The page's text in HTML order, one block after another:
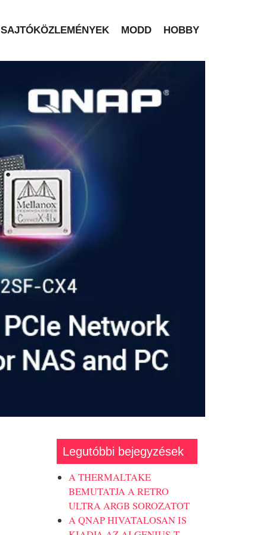
SAJTÓKÖZLEMÉNYEK MODD HOBBY
Legutóbbi bejegyzések
A THERMALTAKE
BEMUTATJA A RETRO
ULTRA ARGB SOROZATOT
A QNAP HIVATALOSAN IS